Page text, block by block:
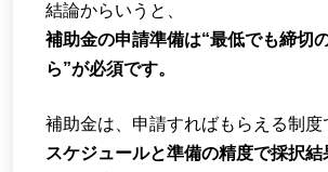
結論からいうと、
補助金の申請準備は“最低でも締切
ら”が必須です。
補助金は、申請すればもらえる制度
スケジュールと準備の精度で採択